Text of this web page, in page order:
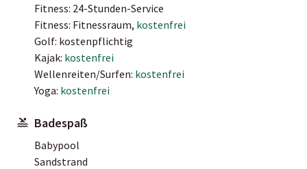
Fitness: 24-Stunden-Service
Fitness: Fitnessraum, kostenfrei
Golf: kostenpflichtig
Kajak: kostenfrei
Wellenreiten/Surfen: kostenfrei
Yoga: kostenfrei
Badespaß
Babypool
Sandstrand